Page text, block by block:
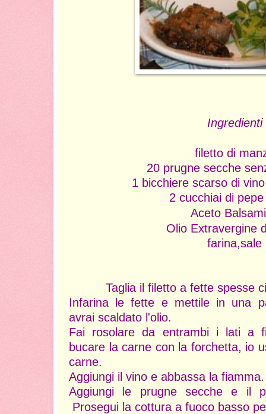
Ingredienti
filetto di
20 prugne secche
1 bicchiere scarso di
2 cucchiai di
Aceto
Olio Extravergine
farina,sale
Taglia il filetto a fette spesse
Infarina le fette e mettile in una
avrai scaldato l'olio.
Fai rosolare da entrambi i lati a
bucare la carne con la forchetta, io
carne.
Aggiungi il vino e abbassa la
Aggiungi le prugne secche e il
Prosegui la cottura a fuoco basso